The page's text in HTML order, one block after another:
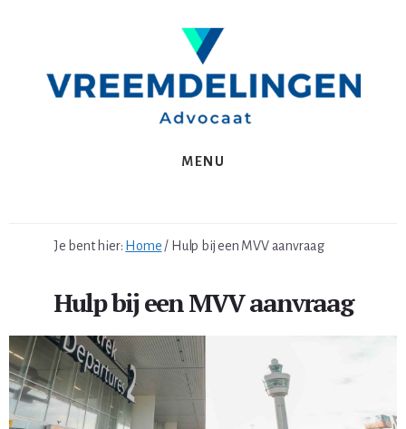
sidebar
MENU
Je bent hier: Home / Hulp bij een MVV aanvraag
Hulp bij een MVV aanvraag